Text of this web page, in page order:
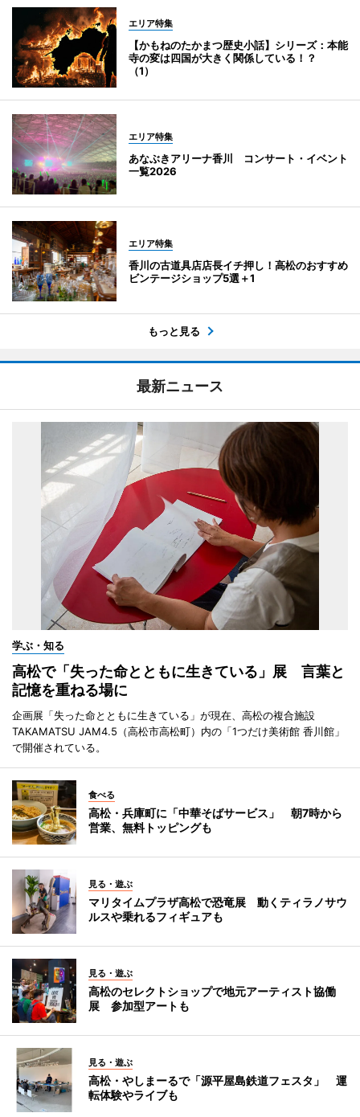
エリア特集
【かもねのたかまつ歴史小話】シリーズ：本能
寺の変は四国が大きく関係している！？
（1）
エリア特集
あなぶきアリーナ香川 コンサート・イベント
一覧2026
エリア特集
香川の古道具店店長イチ押し！高松のおすすめ
ビンテージショップ5選＋1
もっと見る
最新ニュース
学ぶ・知る
高松で「失った命とともに生きている」展 言葉と
記憶を重ねる場に
企画展「失った命とともに生きている」が現在、高松の複合施設
TAKAMATSU JAM4.5（高松市高松町）内の「1つだけ美術館 香川館」
で開催されている。
食べる
高松・兵庫町に「中華そばサービス」 朝7時から
営業、無料トッピングも
見る・遊ぶ
マリタイムプラザ高松で恐竜展 動くティラノサウ
ルスや乗れるフィギュアも
見る・遊ぶ
高松のセレクトショップで地元アーティスト協働
展 参加型アートも
見る・遊ぶ
高松・やしまーるで「源平屋島鉄道フェスタ」 運
転体験やライブも